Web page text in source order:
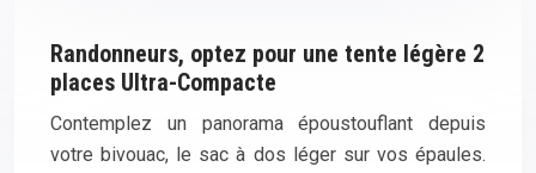
Randonneurs, optez pour une tente légère 2
places Ultra-Compacte
Contemplez un panorama époustouflant depuis
votre bivouac, le sac à dos léger sur vos épaules.